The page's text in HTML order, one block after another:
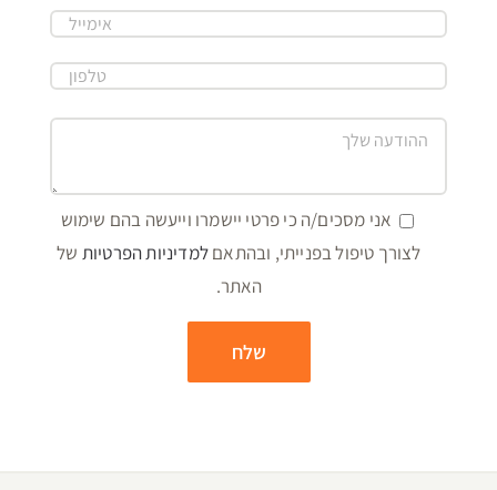
אני מסכים/ה כי פרטי יישמרו וייעשה בהם שימוש
לצורך טיפול בפנייתי, ובהתאםלמדיניות הפרטיות של
האתר.